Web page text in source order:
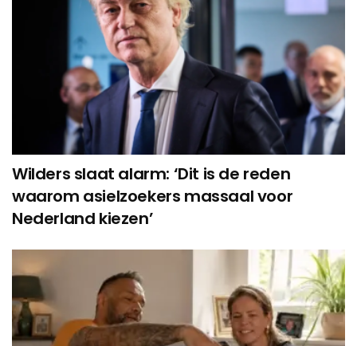
Wilders slaat alarm: ‘Dit is de reden
waarom asielzoekers massaal voor
Nederland kiezen’